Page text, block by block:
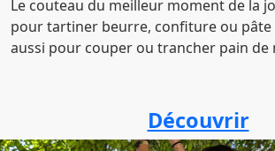
Le couteau du meilleur moment de la
pour tartiner beurre, confiture ou pâte
aussi pour couper ou trancher pain de
Découvrir